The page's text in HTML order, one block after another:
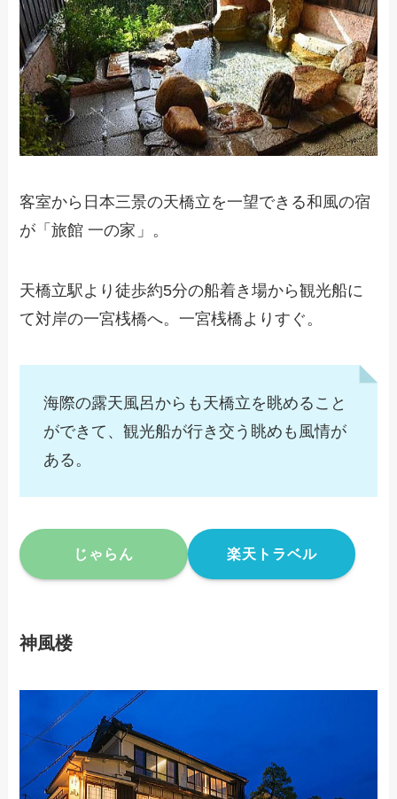
客室から日本三景の天橋立を一望できる和風の宿
が「旅館 一の家 」。
天橋立駅より徒歩約5分の船着き場から観光船に
て対岸の一宮桟橋へ。一宮桟橋よりすぐ。
海際の露天風呂からも天橋立を眺めること
ができて、観光船が行き交う眺めも風情が
ある。
じゃらん 楽天トラベル
神風楼